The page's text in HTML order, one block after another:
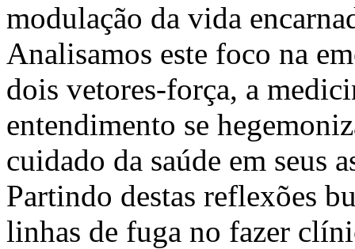
modulação da vida
Analisamos este foco na
dois vetores-força, a
entendimento se
cuidado da saúde em seus
Partindo destas reflexões
linhas de fuga no fazer